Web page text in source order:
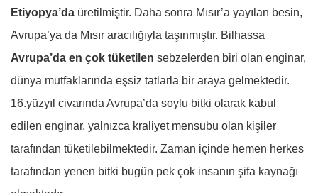
Etiyopya’da üretilmiştir. Daha sonra Mısır’a yayılan besin,
Avrupa’ya da Mısır aracılığıyla taşınmıştır. Bilhassa
Avrupa’da en çok tüketilen sebzelerden biri olan enginar,
dünya mutfaklarında eşsiz tatlarla bir araya gelmektedir.
16.yüzyıl civarında Avrupa’da soylu bitki olarak kabul
edilen enginar, yalnızca kraliyet mensubu olan kişiler
tarafından tüketilebilmektedir. Zaman içinde hemen herkes
tarafından yenen bitki bugün pek çok insanın şifa kaynağı